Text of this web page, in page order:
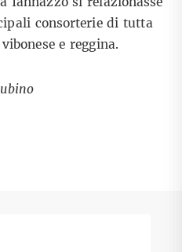
consorterie di tutta
e reggina.